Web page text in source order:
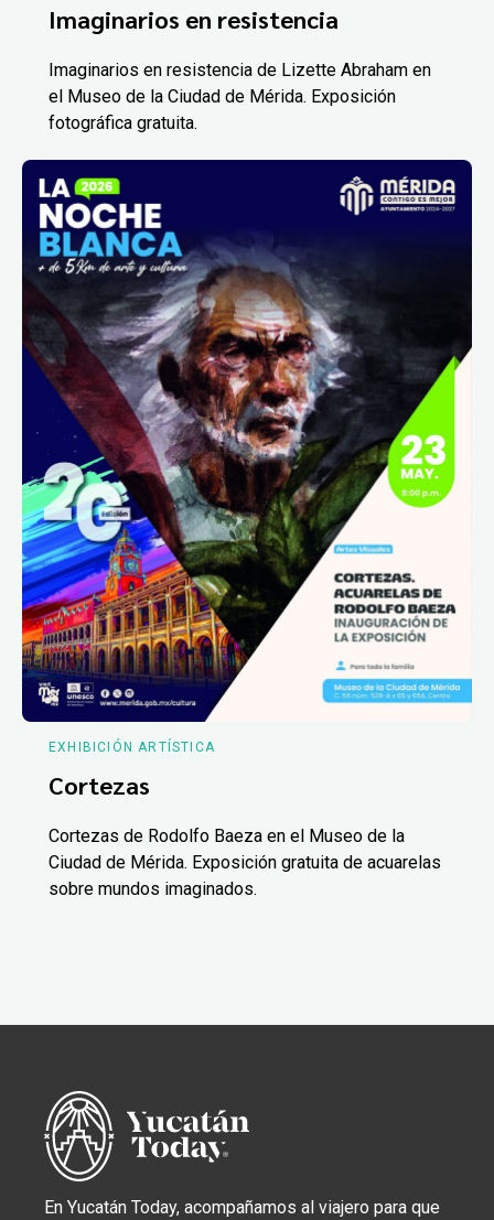
Imaginarios en resistencia
Imaginarios en resistencia de Lizette Abraham en
el Museo de la Ciudad de Mérida. Exposición
fotográfica gratuita.
EXHIBICIÓN ARTÍSTICA
Cortezas
Cortezas de Rodolfo Baeza en el Museo de la
Ciudad de Mérida. Exposición gratuita de acuarelas
sobre mundos imaginados.
En Yucatán Today, acompañamos al viajero para que